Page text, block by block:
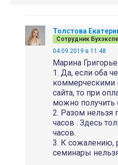
Толстова
Сотрудник
04.09.2019 в 11:48
Марина
1. Да, если оба
коммерческими
сайта, то при
можно получить
2. Разом нельзя
часов . Здесь
часов.
3. К сожалению,
семинары